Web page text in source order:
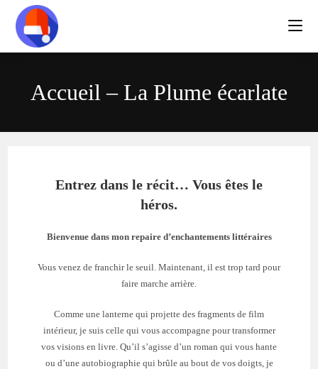
Accueil – La Plume écarlate
Entrez dans le récit… Vous êtes le
héros.
Bienvenue dans mon repaire d’enchantements littéraires
Vous venez de franchir le seuil. Maintenant, il est trop tard pour
faire marche arrière.
Comme une lanterne qui projette des fragments de film
intérieur, je suis celle qui vous accompagne pour transformer
vos visions en livre. Qu’il s’agisse d’un roman qui vous hante
ou d’une autobiographie qui brûle au bout de vos doigts, je